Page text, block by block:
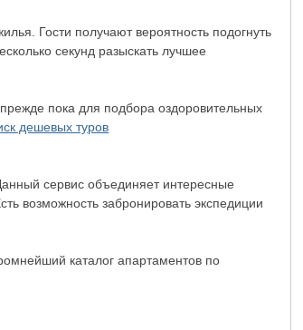
Гости получают вероятность подогнуть
секунд разыскать лучшее
пока для подбора оздоровительных
дешевых туров
сервис объединяет интересные
возможность забронировать экспедиции
каталог апартаментов по